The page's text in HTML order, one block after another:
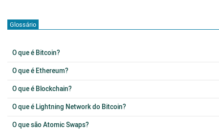
Glossário
O que é Bitcoin?
O que é Ethereum?
O que é Blockchain?
O que é Lightning Network do Bitcoin?
O que são Atomic Swaps?